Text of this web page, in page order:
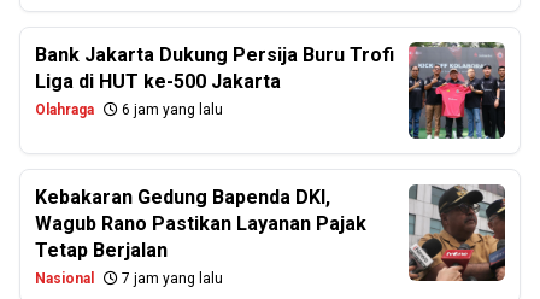
Bank Jakarta Dukung Persija Buru Trofi
Liga di HUT ke-500 Jakarta
Olahraga 6 jam yang lalu
Kebakaran Gedung Bapenda DKI,
Wagub Rano Pastikan Layanan Pajak
Tetap Berjalan
Nasional 7 jam yang lalu